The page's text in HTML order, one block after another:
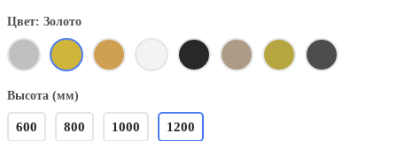
Цвет: Золото
Высота (мм)
600 800 1000 1200